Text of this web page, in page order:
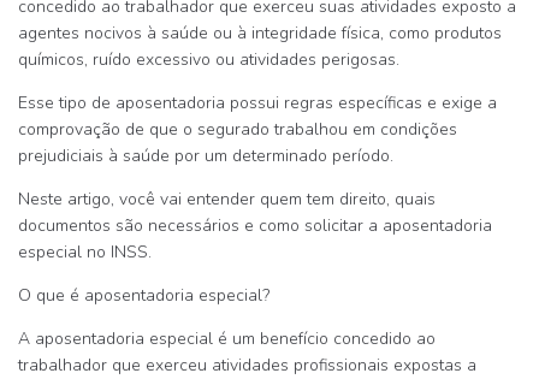
concedido ao trabalhador que exerceu suas atividades exposto a
agentes nocivos à saúde ou à integridade física, como produtos
químicos, ruído excessivo ou atividades perigosas.
Esse tipo de aposentadoria possui regras específicas e exige a
comprovação de que o segurado trabalhou em condições
prejudiciais à saúde por um determinado período.
Neste artigo, você vai entender quem tem direito, quais
documentos são necessários e como solicitar a aposentadoria
especial no INSS.
O que é aposentadoria especial?
A aposentadoria especial é um benefício concedido ao
trabalhador que exerceu atividades profissionais expostas a